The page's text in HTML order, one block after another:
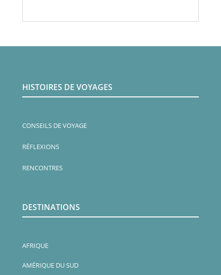
HISTOIRES DE VOYAGES
CONSEILS DE VOYAGE
RÉFLEXIONS
RENCONTRES
DESTINATIONS
AFRIQUE
AMÉRIQUE DU SUD